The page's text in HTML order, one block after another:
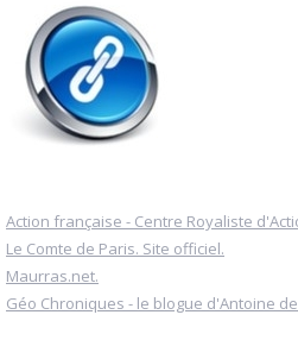
Action française - Centre Royaliste
Le Comte de Paris. Site officiel.
Maurras.net.
Géo Chroniques - le blogue d'Antoine